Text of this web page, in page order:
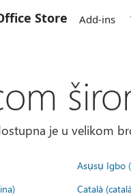
Store Add-ins
je u velikom
Asụsụ Igbo
Català